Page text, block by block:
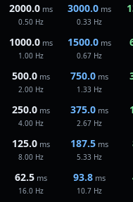
2000.0 ms
0.50 Hz
3000.0 ms
0.33 Hz
1000.0 ms
1.00 Hz
1500.0 ms
0.67 Hz
500.0 ms
2.00 Hz
750.0 ms
1.33 Hz
250.0 ms
4.00 Hz
375.0 ms
2.67 Hz
125.0 ms
8.00 Hz
187.5 ms
5.33 Hz
62.5 ms
16.0 Hz
93.8 ms
10.7 Hz